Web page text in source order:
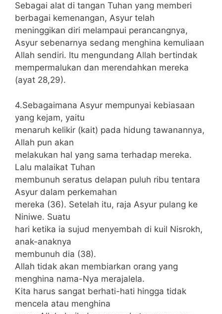
Sebagai alat di tangan Tuhan yang memberi
berbagai kemenangan, Asyur telah
meninggikan diri melampaui perancangnya,
Asyur sebenarnya sedang menghina kemuliaan
Allah sendiri. Itu mengundang Allah bertindak
mempermalukan dan merendahkan mereka
(ayat 28,29).
4.Sebagaimana Asyur mempunyai kebiasaan
yang kejam, yaitu
menaruh kelikir (kait) pada hidung tawanannya,
Allah pun akan
melakukan hal yang sama terhadap mereka.
Lalu malaikat Tuhan
membunuh seratus delapan puluh ribu tentara
Asyur dalam perkemahan
mereka (36). Setelah itu, raja Asyur pulang ke
Niniwe. Suatu
hari ketika ia sujud menyembah di kuil Nisrokh,
anak-anaknya
membunuh dia (38).
Allah tidak akan membiarkan orang yang
menghina nama-Nya merajalela.
Kita harus sangat berhati-hati hingga tidak
mencela atau menghina